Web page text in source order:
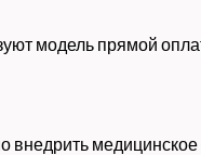
модель прямой